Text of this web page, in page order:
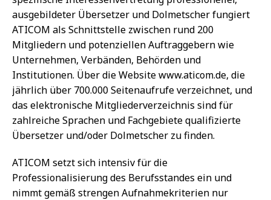
ausgebildeter Übersetzer und Dolmetscher fungiert
ATICOM als Schnittstelle zwischen rund 200
Mitgliedern und potenziellen Auftraggebern wie
Unternehmen, Verbänden, Behörden und
Institutionen. Über die Website www.aticom.de, die
jährlich über 700.000 Seitenaufrufe verzeichnet, und
das elektronische Mitgliederverzeichnis sind für
zahlreiche Sprachen und Fachgebiete qualifizierte
Übersetzer und/oder Dolmetscher zu finden.
ATICOM setzt sich intensiv für die
Professionalisierung des Berufsstandes ein und
nimmt gemäß strengen Aufnahmekriterien nur